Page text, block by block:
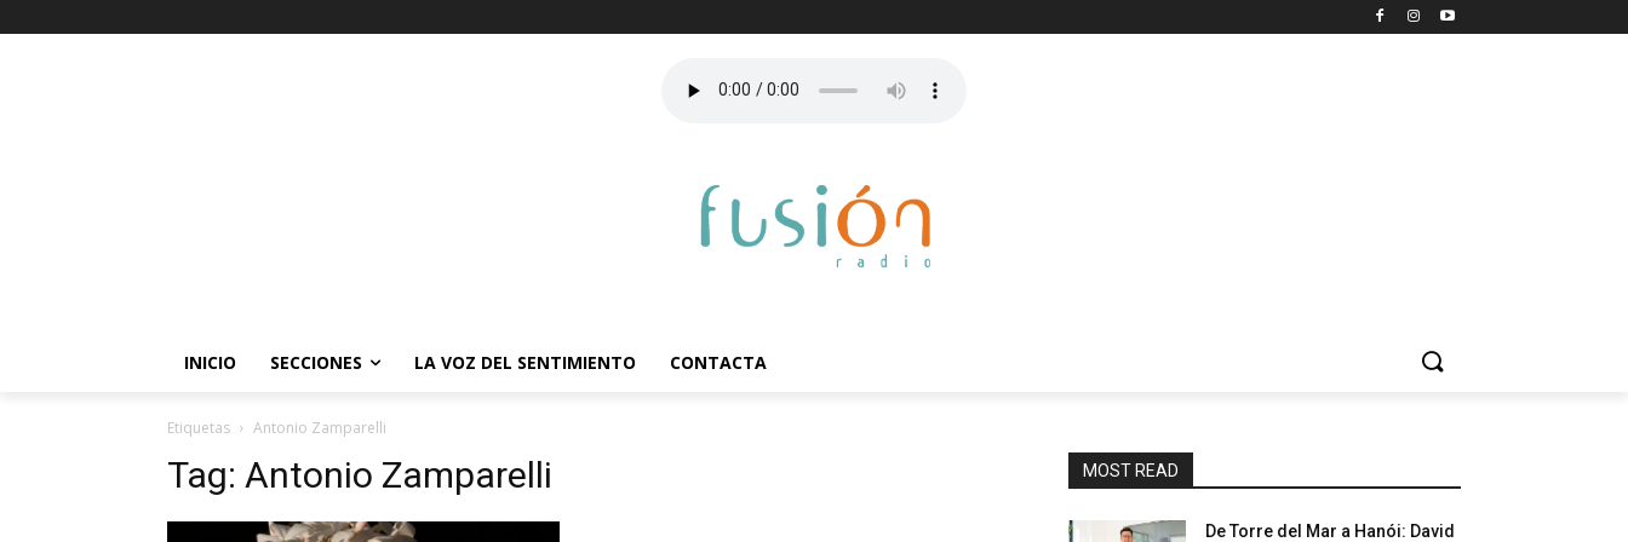
INICIO SECCIONES LA VOZ DEL SENTIMIENTO CONTACTA
Etiquetas Antonio Zamparelli
Tag: Antonio Zamparelli MOST READ
De Torre del Mar a Hanói: David